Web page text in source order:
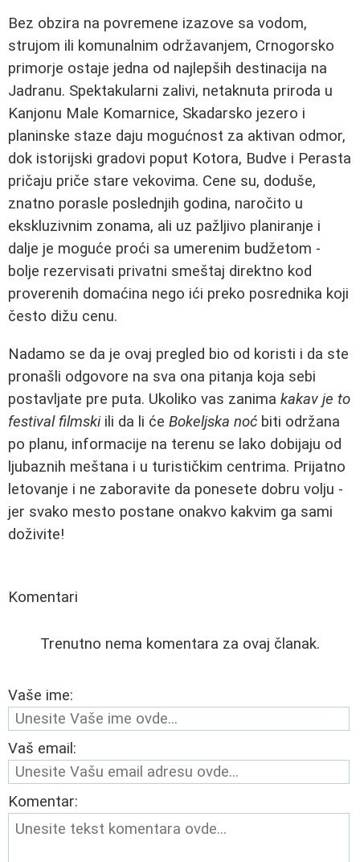
Bez obzira na povremene izazove sa vodom,
strujom ili komunalnim održavanjem, Crnogorsko
primorje ostaje jedna od najlepših destinacija na
Jadranu. Spektakularni zalivi, netaknuta priroda u
Kanjonu Male Komarnice, Skadarsko jezero i
planinske staze daju mogućnost za aktivan odmor,
dok istorijski gradovi poput Kotora, Budve i Perasta
pričaju priče stare vekovima. Cene su, doduše,
znatno porasle poslednjih godina, naročito u
ekskluzivnim zonama, ali uz pažljivo planiranje i
dalje je moguće proći sa umerenim budžetom -
bolje rezervisati privatni smeštaj direktno kod
proverenih domaćina nego ići preko posrednika koji
često dižu cenu.
Nadamo se da je ovaj pregled bio od koristi i da ste
pronašli odgovore na sva ona pitanja koja sebi
postavljate pre puta. Ukoliko vas zanima kakav je to
festival filmskiili da li će Bokeljska noć biti održana
po planu, informacije na terenu se lako dobijaju od
ljubaznih meštana i u turističkim centrima. Prijatno
letovanje i ne zaboravite da ponesete dobru volju -
jer svako mesto postane onakvo kakvim ga sami
doživite!
Komentari
Trenutno nema komentara za ovaj članak.
Vaše ime:
Vaš email:
Komentar: